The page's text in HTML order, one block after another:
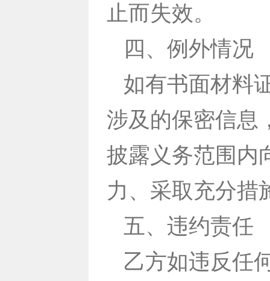
止而失效。
四、例外情况
如有书面材料
涉及的保密信息
披露义务范围内
力、采取充分措
五、违约责任
乙方如违反任